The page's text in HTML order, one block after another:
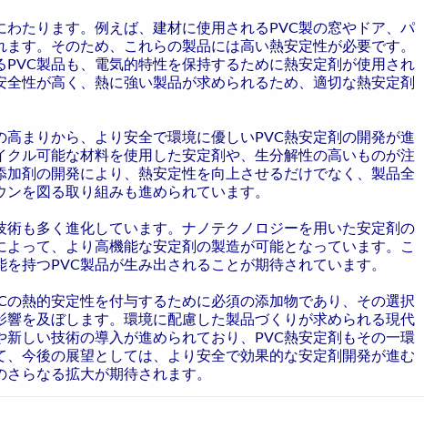
たります。例えば、建材に使用されるPVC製の窓やドア、パ
す。そのため、これらの製品には高い熱安定性が必要です。
PVC製品も、電気的特性を保持するために熱安定剤が使用され
全性が高く、熱に強い製品が求められるため、適切な熱安定剤
まりから、より安全で環境に優しいPVC熱安定剤の開発が進
ル可能な材料を使用した安定剤や、生分解性の高いものが注
剤の開発により、熱安定性を向上させるだけでなく、製品全
を図る取り組みも進められています。
も多く進化しています。ナノテクノロジーを用いた安定剤の
って、より高機能な安定剤の製造が可能となっています。こ
持つPVC製品が生み出されることが期待されています。
熱的安定性を付与するために必須の添加物であり、その選択
を及ぼします。環境に配慮した製品づくりが求められる現代
しい技術の導入が進められており、PVC熱安定剤もその一環
今後の展望としては、より安全で効果的な安定剤開発が進む
らなる拡大が期待されます。